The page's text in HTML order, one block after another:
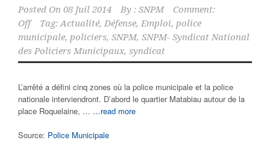
Posted On 08 Juil 2014 By : SNPM
Comment:
Off
Tag:Actualité, Défense, Emploi, police
municipale, policiers, SNPM, SNPM- Syndicat National
des Policiers Municipaux, syndicat
L’arrêté a défini cinq zones où la police municipale et la police
nationale interviendront. D’abord le quartier Matabiau autour de la
place Roquelaine, … …read more
Source: Police Municipale